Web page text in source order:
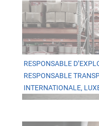
RESPONSABLE
RESPONSABLE
INTERNATIONALE,